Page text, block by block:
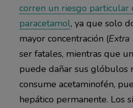
corren un riesgo particular
paracetamol, ya que solo
mayor concentración (Extra
ser fatales, mientras que
puede dañar sus glóbulos
consume acetaminofén,
hepático permanente. Los